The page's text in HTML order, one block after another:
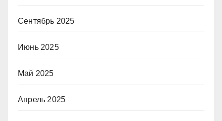
Сентябрь 2025
Июнь 2025
Май 2025
Апрель 2025